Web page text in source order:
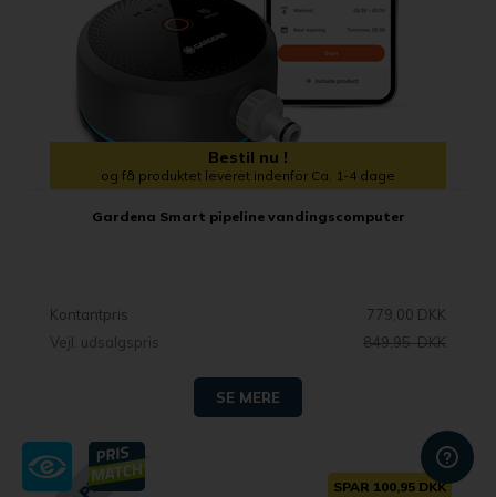
Bestil nu !
og få produktet leveret indenfor Ca. 1-4 dage
Gardena Smart pipeline vandingscomputer
Kontantpris
779,00 DKK
Vejl. udsalgspris
849,95 DKK
SE MERE
SPAR 100,95 DKK